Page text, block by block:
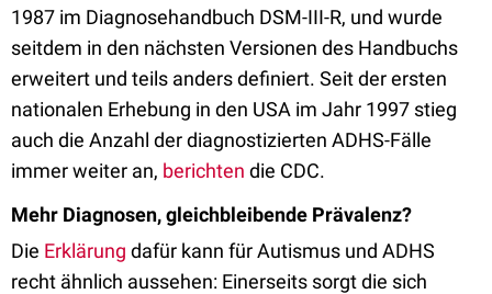
1987 im Diagnosehandbuch DSM-III-R, und wurde
seitdem in den nächsten Versionen des Handbuchs
erweitert und teils anders definiert. Seit der ersten
nationalen Erhebung in den USA im Jahr 1997 stieg
auch die Anzahl der diagnostizierten ADHS-Fälle
immer weiter an, berichten die CDC.
Mehr Diagnosen, gleichbleibende Prävalenz?
Die Erklärung dafür kann für Autismus und ADHS
recht ähnlich aussehen: Einerseits sorgt die sich